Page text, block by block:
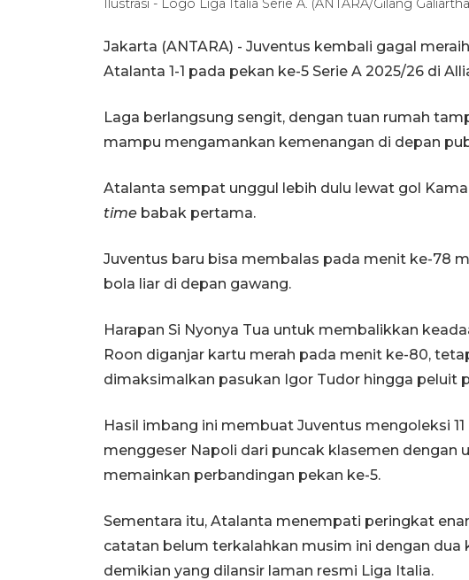
Ilustrasi - Logo Liga Italia Serie A. (ANTARA/Gilang
Jakarta (ANTARA) - Juventus kembali gagal
Atalanta 1-1 pada pekan ke-5 Serie A 2025/26 di
Laga berlangsung sengit, dengan tuan rumah
mampu mengamankan kemenangan di depan
Atalanta sempat unggul lebih dulu lewat gol
time babak pertama.
Juventus baru bisa membalas pada menit ke-78
bola liar di depan gawang.
Harapan Si Nyonya Tua untuk membalikkan
Roon diganjar kartu merah pada menit ke-80,
dimaksimalkan pasukan Igor Tudor hingga peluit
Hasil imbang ini membuat Juventus mengoleksi
menggeser Napoli dari puncak klasemen dengan
memainkan perbandingan pekan ke-5.
Sementara itu, Atalanta menempati peringkat
catatan belum terkalahkan musim ini dengan dua
demikian yang dilansir laman resmi Liga Italia.